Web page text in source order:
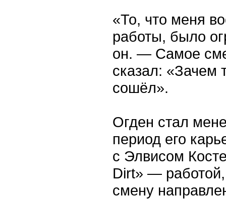
«То, что меня
работы, было
он. — Самое
сказал: «Зачем
сошёл».
Огден стал
период его
с Элвисом
Dirt» — работой,
смену